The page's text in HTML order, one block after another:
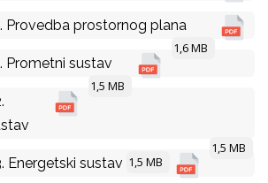
Provedba prostornog plana
1,6 MB
Prometni sustav
1,5 MB
1,5 MB
Energetski sustav 1,5 MB